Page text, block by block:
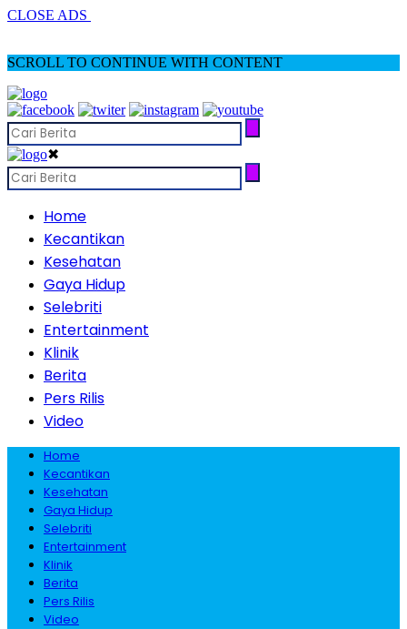
CLOSE ADS
SCROLL TO CONTINUE WITH CONTENT
✖
Home
Kecantikan
Kesehatan
Gaya Hidup
Selebriti
Entertainment
Klinik
Berita
Pers Rilis
Video
Home
Kecantikan
Kesehatan
Gaya Hidup
Selebriti
Entertainment
Klinik
Berita
Pers Rilis
Video